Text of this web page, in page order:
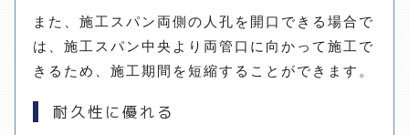
また、施工スパン両側の人孔を開口できる場合で
は、施工スパン中央より両管口に向かって施工で
きるため、施工期間を短縮することができます。
耐久性に優れる